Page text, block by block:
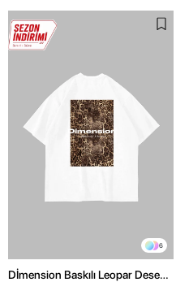
6
Dİmension Baskılı Leopar Desenli